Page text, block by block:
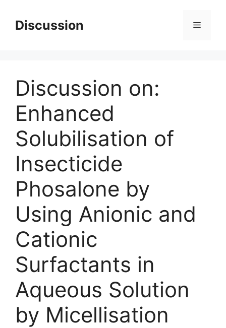
contentDiscussion Menu
Discussion on:
Enhanced
Solubilisation of
Insecticide
Phosalone by
Using Anionic and
Cationic
Surfactants in
Aqueous Solution
by Micellisation